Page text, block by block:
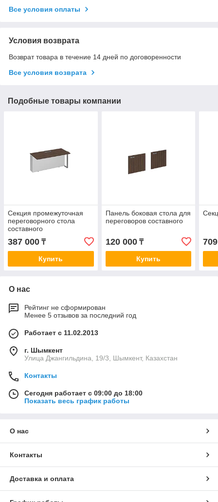
Все условия оплаты
Условия возврата
Возврат товара в течение 14 дней по договоренности
Все условия возврата
Подобные товары компании
Секция промежуточная
переговорного стола
составного
387 000 ₸
Купить
Панель боковая стола для
переговоров составного
120 000₸
Купить
О нас
Рейтинг не сформирован
Менее 5 отзывов за последний год
Работает с 11.02.2013
г. Шымкент
Улица Джангильдина, 19/3, Шымкент, Казахстан
Контакты
Сегодня работает с 09:00 до 18:00
Показать весь график работы
О нас
Контакты
Доставка и оплата